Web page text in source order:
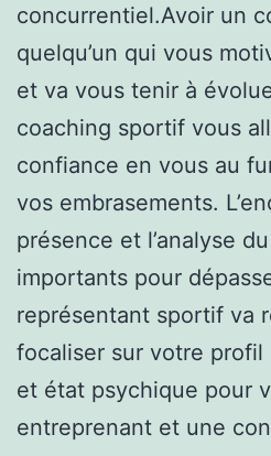
concurrentiel.Avoir un
quelqu’un qui vous
et va vous tenir à
coaching sportif vous
confiance en vous au
vos embrasements.
présence et l’analyse
importants pour
représentant sportif va
focaliser sur votre profil
et état psychique pour
entreprenant et une